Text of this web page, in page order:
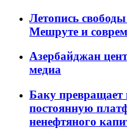
Летопись
Мешруте и
Азербайджан
медиа
Баку
постоянную
ненефтяного